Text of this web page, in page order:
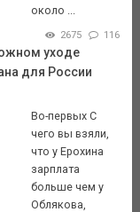
около ...
2675 116
уходе
для России
Во-первых С
чего вы взяли,
что у Ерохина
зарплата
больше чем у
Облякова,